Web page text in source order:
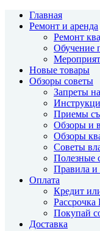
Главная
Ремонт и аренда
Ремонт
Обучение
Новые товары
Обзоры советы
Запреты
Приемы
Обзоры и
Обзоры
Советы
Полезные
Правила и
Оплата
Кредит
Покупай
Доставка